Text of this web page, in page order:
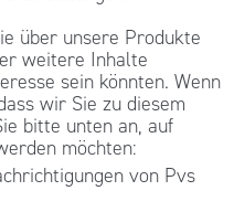
über unsere Produkte
weitere Inhalte
sein könnten. Wenn
wir Sie zu diesem
bitte unten an, auf
möchten:
von Pvs